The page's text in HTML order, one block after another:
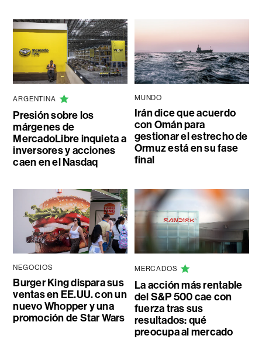
ARGENTINA
Presión sobre los
márgenes de
MercadoLibre inquieta a
inversores y acciones
caen en el Nasdaq
MUNDO
Irán dice que acuerdo
con Omán para
gestionar el estrecho de
Ormuz está en su fase
final
NEGOCIOS
Burger King dispara sus
ventas en EE.UU. con un
nuevo Whopper y una
promoción de Star Wars
MERCADOS
La acción más rentable
del S&P 500 cae con
fuerza tras sus
resultados: qué
preocupa al mercado